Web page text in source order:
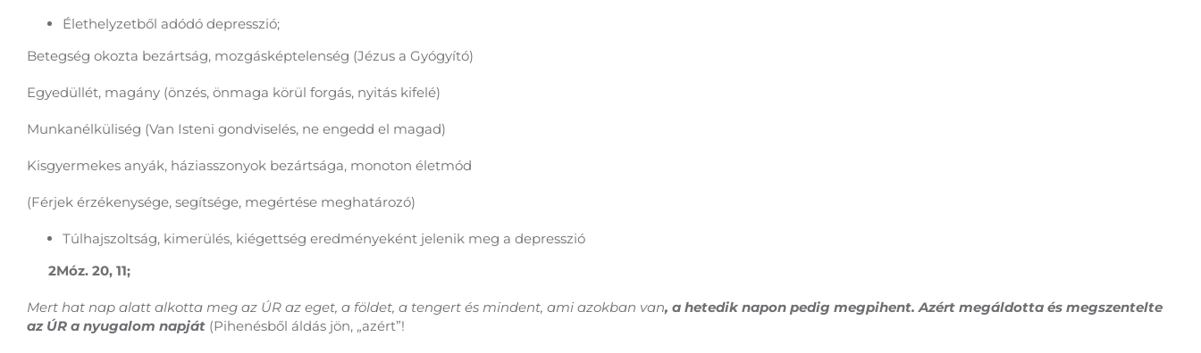
Élethelyzetből adódó depresszió;
Betegség okozta bezártság, mozgásképtelenség (Jézus a Gyógyító)
Egyedüllét, magány (önzés, önmaga körül forgás, nyitás kifelé)
Munkanélküliség (Van Isteni gondviselés, ne engedd el magad)
Kisgyermekes anyák, háziasszonyok bezártsága, monoton életmód
(Férjek érzékenysége, segítsége, megértése meghatározó)
Túlhajszoltság, kimerülés, kiégettség eredményeként jelenik meg a depresszió
2Móz. 20, 11;
Mert hat nap alatt alkotta meg az ÚR az eget, a földet, a tengert és mindent, ami azokban van, a hetedik napon pedig megpihent. Azért megáldotta és megszentelte
az ÚR a nyugalom napját (Pihenésből áldás jön, „azért”!